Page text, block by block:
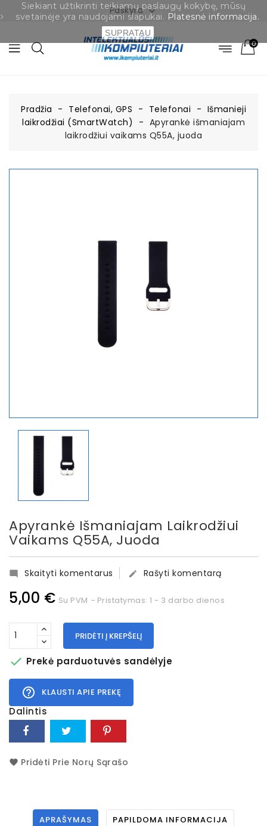
Paskyra
0
Pradžia Telefonai, GPS Telefonai
Išmanieji
laikrodžiai (SmartWatch)
Apyrankė išmaniajam
laikrodžiui vaikams Q55A, juoda
Apyrankė Išmaniajam Laikrodžiui
Vaikams Q55A, Juoda
 Skaityti komentarus  Rašyti komentarą
5,00 € Su PVM Pristatymas: 1 - 3 darbo dienos
PRIDĖTI Į KREPŠELĮ
 Prekė parduotuvės sandėlyje
help_outline KLAUSTI APIE PREKĘ
Dalintis
Pridėti Prie Norų Sąrašo
APRAŠYMAS PAPILDOMA INFORMACIJA
Siekiant užtikrinti teikiamų paslaugų kokybę, mūsų
svetainėje yra naudojami slapukai. Platesnė informacija.
SUPRATAU